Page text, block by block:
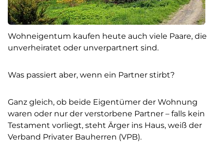
Wohneigentum kaufen heute auch viele Paare, die
unverheiratet oder unverpartnert sind.
Was passiert aber, wenn ein Partner stirbt?
Ganz gleich, ob beide Eigentümer der Wohnung
waren oder nur der verstorbene Partner – falls kein
Testament vorliegt, steht Ärger ins Haus, weiß der
Verband Privater Bauherren (VPB).